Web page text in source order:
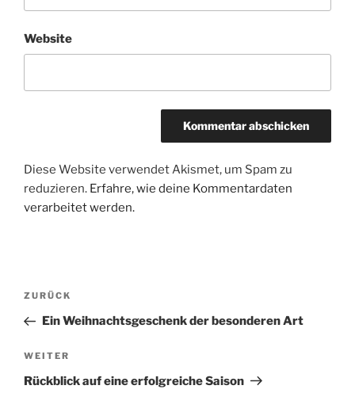
Website
Diese Website verwendet Akismet, um Spam zu
reduzieren. Erfahre, wie deine Kommentardaten
verarbeitet werden.
Beitragsnavigation
Vorheriger
Beitrag
ZURÜCK
Ein Weihnachtsgeschenk der besonderen Art
Nächster
Beitrag
WEITER
Rückblick auf eine erfolgreiche Saison